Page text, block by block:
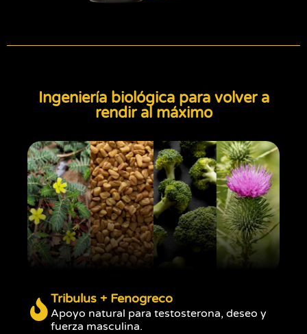
Ingeniería biológica para volver a
rendir al máximo
Tribulus + Fenogreco
Apoyo natural para testosterona, deseo y
fuerza masculina.